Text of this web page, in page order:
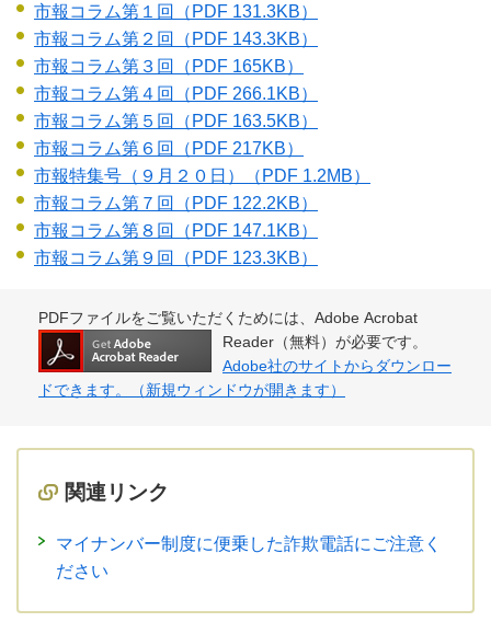
市報コラム第１回
（PDF 131.3KB）
市報コラム第２回
（PDF 143.3KB）
市報コラム第３回
（PDF 165KB）
市報コラム第４回
（PDF 266.1KB）
市報コラム第５回
（PDF 163.5KB）
市報コラム第６回
（PDF 217KB）
市報特集号（９月２０日）
（PDF 1.2MB）
市報コラム第７回
（PDF 122.2KB）
市報コラム第８回
（PDF 147.1KB）
市報コラム第９回
（PDF 123.3KB）
PDFファイルをご覧いただくためには、Adobe Acrobat
Reader（無料）が必要です。
Adobe社のサイトからダウンロー
ドできます。（新規ウィンドウが開きます）
関連リンク
マイナンバー制度に便乗した詐欺電話にご注意く
ださい